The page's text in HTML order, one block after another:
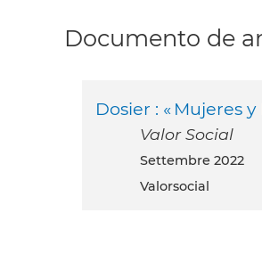
Documento de
Dosier : « Mujeres
Valor Social
settembre 2022
Valorsocial